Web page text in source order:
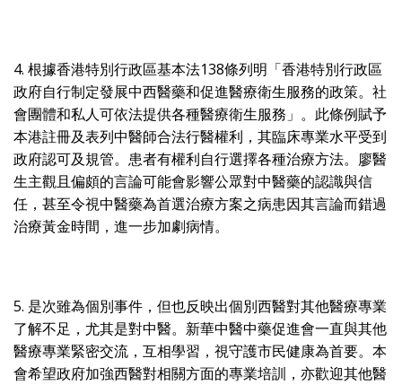
4. 根據香港特別行政區基本法138條列明「香港特別行政區
政府自行制定發展中西醫藥和促進醫療衛生服務的政策。社
會團體和私人可依法提供各種醫療衛生服務」。此條例賦予
本港註冊及表列中醫師合法行醫權利，其臨床專業水平受到
政府認可及規管。患者有權利自行選擇各種治療方法。廖醫
生主觀且偏頗的言論可能會影響公眾對中醫藥的認識與信
任，甚至令視中醫藥為首選治療方案之病患因其言論而錯過
治療黃金時間，進一步加劇病情。
5. 是次雖為個別事件，但也反映出個別西醫對其他醫療專業
了解不足，尤其是對中醫。新華中醫中藥促進會一直與其他
醫療專業緊密交流，互相學習，視守護市民健康為首要。本
會希望政府加強西醫對相關方面的專業培訓，亦歡迎其他醫